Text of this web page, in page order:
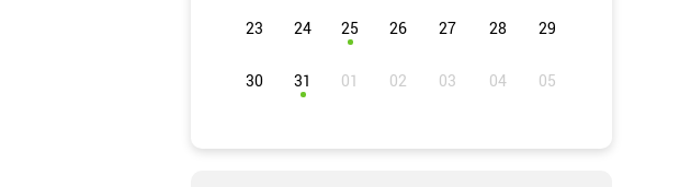
23 24 25 26 27 28 29
30 31